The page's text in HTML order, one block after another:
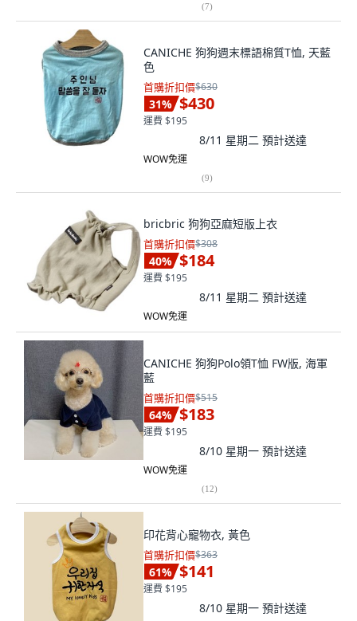
(7)
CANICHE 狗狗週末標語棉質T恤, 天藍
色
首購折扣價$630
31% $430
運費 $195
8/11 星期二 預計送達
WOW免運
(9)
bricbric 狗狗亞麻短版上衣
首購折扣價$308
40% $184
運費 $195
8/11 星期二 預計送達
WOW免運
CANICHE 狗狗Polo領T恤 FW版, 海軍
藍
首購折扣價$515
64% $183
運費 $195
8/10 星期一 預計送達
WOW免運
(12)
印花背心寵物衣, 黃色
首購折扣價$363
61% $141
運費 $195
8/10 星期一 預計送達